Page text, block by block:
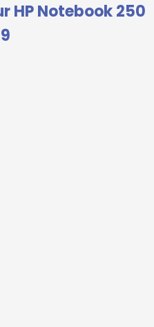
HP Notebook 250